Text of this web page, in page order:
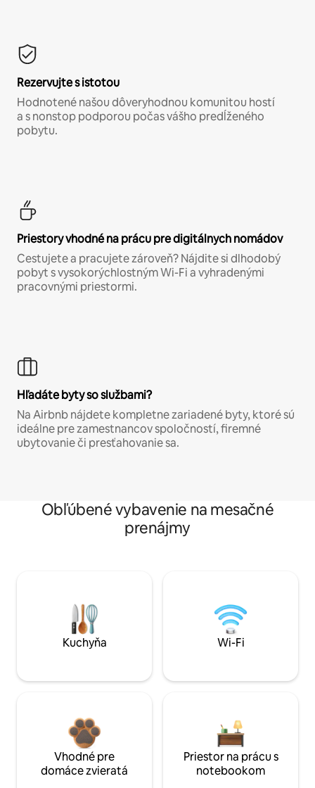
Rezervujte s istotou
Hodnotené našou dôveryhodnou komunitou hostí
a s nonstop podporou počas vášho predĺženého
pobytu.
Priestory vhodné na prácu pre digitálnych nomádov
Cestujete a pracujete zároveň? Nájdite si dlhodobý
pobyt s vysokorýchlostným Wi-Fi a vyhradenými
pracovnými priestormi.
Hľadáte byty so službami?
Na Airbnb nájdete kompletne zariadené byty, ktoré sú
ideálne pre zamestnancov spoločností, firemné
ubytovanie či presťahovanie sa.
Obľúbené vybavenie na mesačné
prenájmy
Kuchyňa Wi-Fi
Vhodné pre
domáce zvieratá
Priestor na prácu s
notebookom